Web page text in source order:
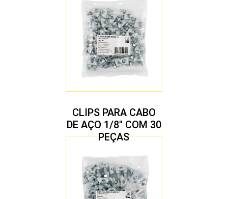
CLIPS PARA CABO
DE AÇO 1/8″ COM 30
PEÇAS